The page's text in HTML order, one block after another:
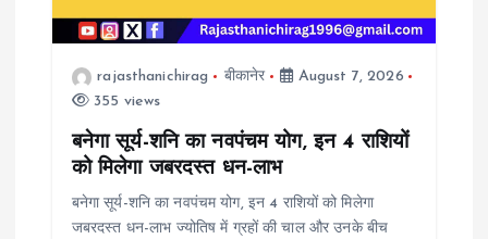
rajasthanichirag बीकानेर
August 7, 2026
355 views
बनेगा सूर्य-शनि का नवपंचम योग, इन 4 राशियों
को मिलेगा जबरदस्त धन-लाभ
बनेगा सूर्य-शनि का नवपंचम योग, इन 4 राशियों को मिलेगा
जबरदस्त धन-लाभ ज्योतिष में ग्रहों की चाल और उनके बीच